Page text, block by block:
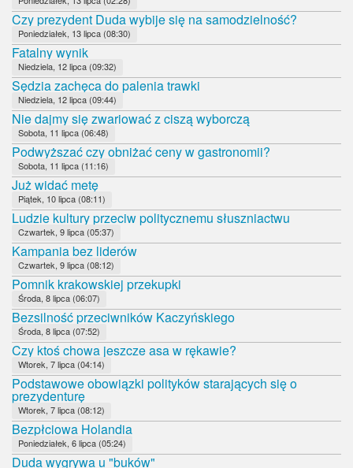
Czy prezydent Duda wybije się na samodzielność?
Poniedziałek, 13 lipca (08:30)
Fatalny wynik
Niedziela, 12 lipca (09:32)
Sędzia zachęca do palenia trawki
Niedziela, 12 lipca (09:44)
Nie dajmy się zwariować z ciszą wyborczą
Sobota, 11 lipca (06:48)
Podwyższać czy obniżać ceny w gastronomii?
Sobota, 11 lipca (11:16)
Już widać metę
Piątek, 10 lipca (08:11)
Ludzie kultury przeciw politycznemu słuszniactwu
Czwartek, 9 lipca (05:37)
Kampania bez liderów
Czwartek, 9 lipca (08:12)
Pomnik krakowskiej przekupki
Środa, 8 lipca (06:07)
Bezsilność przeciwników Kaczyńskiego
Środa, 8 lipca (07:52)
Czy ktoś chowa jeszcze asa w rękawie?
Wtorek, 7 lipca (04:14)
Podstawowe obowiązki polityków starających się o
prezydenturę
Wtorek, 7 lipca (08:12)
Bezpłciowa Holandia
Poniedziałek, 6 lipca (05:24)
Duda wygrywa u "buków"